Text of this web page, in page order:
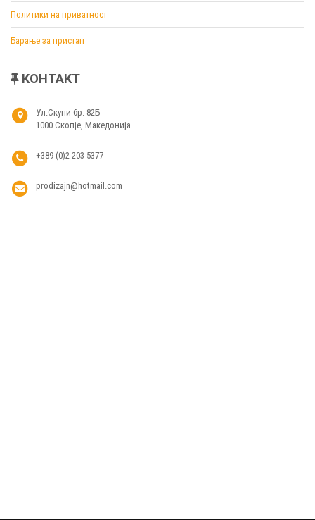
Политики на приватност
Барање за пристап
КОНТАКТ
Ул.Скупи бр. 82Б
1000 Скопје, Македонија
+389 (0)2 203 5377
prodizajn@hotmail.com